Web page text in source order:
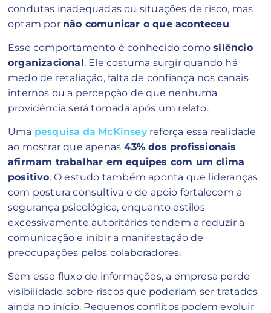
condutas inadequadas ou situações de risco, mas
optam por não comunicar o que aconteceu.
Esse comportamento é conhecido comosilêncio
organizacional. Ele costuma surgir quando há
medo de retaliação, falta de confiança nos canais
internos ou a percepção de que nenhuma
providência será tomada após um relato.
Uma pesquisa da McKinseyreforça essa realidade
ao mostrar que apenas 43% dos profissionais
afirmam trabalhar em equipes com um clima
positivo. O estudo também aponta que lideranças
com postura consultiva e de apoio fortalecem a
segurança psicológica, enquanto estilos
excessivamente autoritários tendem a reduzir a
comunicação e inibir a manifestação de
preocupações pelos colaboradores.
Sem esse fluxo de informações, a empresa perde
visibilidade sobre riscos que poderiam ser tratados
ainda no início. Pequenos conflitos podem evoluir